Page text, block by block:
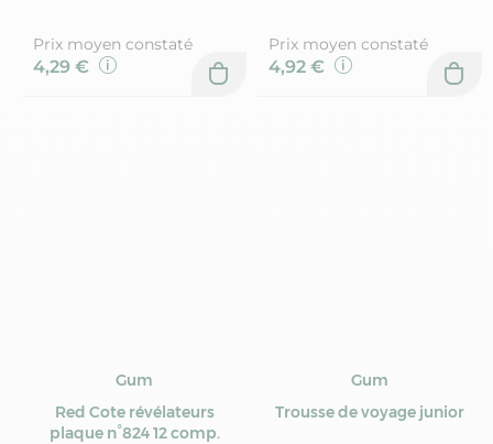
Prix moyen constaté
4,29 €
Prix moyen constaté
4,92 €
Gum
Red Cote révélateurs
plaque n°824 12 comp.
Gum
Trousse de voyage junior